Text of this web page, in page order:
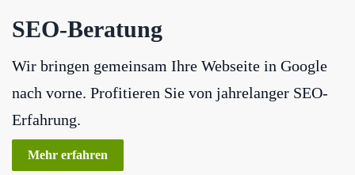
SEO-Beratung
Wir bringen gemeinsam Ihre Webseite in Google
nach vorne. Profitieren Sie von jahrelanger SEO-
Erfahrung.
Mehr erfahren